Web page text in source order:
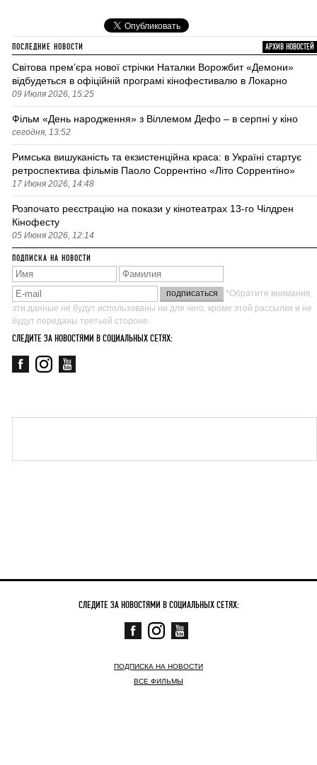
ПОСЛЕДНИЕ НОВОСТИ АРХИВ НОВОСТЕЙ
Світова премʼєра нової стрічки Наталки Ворожбит «Демони»
відбудеться в офіційній програмі кінофестивалю в Локарно
09 Июля 2026, 15:25
Фільм «День народження» з Віллемом Дефо – в серпні у кіно
сегодня, 13:52
Римська вишуканість та екзистенційна краса: в Україні стартує
ретроспектива фільмів Паоло Соррентіно «Літо Соррентіно»
17 Июня 2026, 14:48
Розпочато реєстрацію на покази у кінотеатрах 13-го Чілдрен
Кінофесту
05 Июня 2026, 12:14
ПОДПИСКА НА НОВОСТИ
*Обратите внимание,
эти данные не будут использованы ни для чего, кроме этой рассылки и не
будут переданы третьей стороне.
СЛЕДИТЕ ЗА НОВОСТЯМИ В СОЦИАЛЬНЫХ СЕТЯХ:
СЛЕДИТЕ ЗА НОВОСТЯМИ В СОЦИАЛЬНЫХ СЕТЯХ:
ПОДПИСКА НА НОВОСТИ
ВСЕ ФИЛЬМЫ